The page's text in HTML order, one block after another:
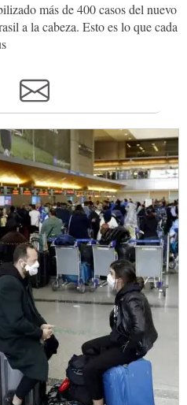
más de 400 casos del nuevo
a la cabeza. Esto es lo que cada